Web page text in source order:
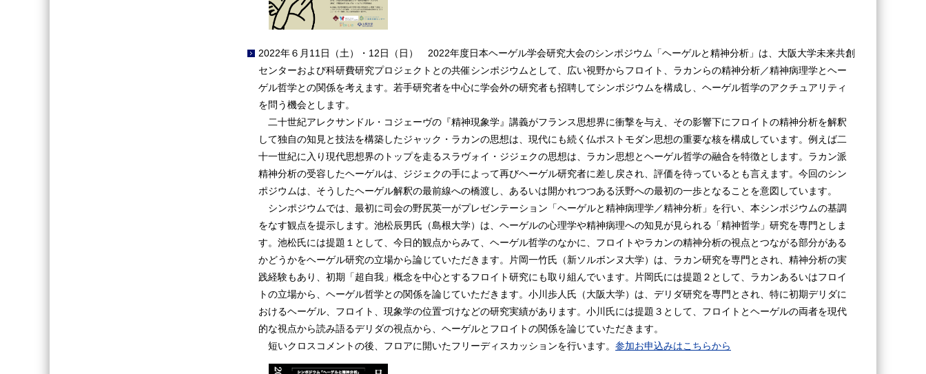
2022年６月11日（土）・12日（日） 2022年度日本ヘーゲル学会研究大会のシンポジウム「ヘーゲルと精神分析」は、大阪大学未来共創
センターおよび科研費研究プロジェクトとの共催シンポジウムとして、広い視野からフロイト、ラカンらの精神分析／精神病理学とヘー
ゲル哲学との関係を考えます。若手研究者を中心に学会外の研究者も招聘してシンポジウムを構成し、ヘーゲル哲学のアクチュアリティ
を問う機会とします。
二十世紀アレクサンドル・コジェーヴの『精神現象学』講義がフランス思想界に衝撃を与え、その影響下にフロイトの精神分析を解釈
して独自の知見と技法を構築したジャック・ラカンの思想は、現代にも続く仏ポストモダン思想の重要な核を構成しています。例えば二
十一世紀に入り現代思想界のトップを走るスラヴォイ・ジジェクの思想は、ラカン思想とヘーゲル哲学の融合を特徴とします。ラカン派
精神分析の受容したヘーゲルは、ジジェクの手によって再びヘーゲル研究者に差し戻され、評価を待っているとも言えます。今回のシン
ポジウムは、そうしたヘーゲル解釈の最前線への橋渡し、あるいは開かれつつある沃野への最初の一歩となることを意図しています。
シンポジウムでは、最初に司会の野尻英一がプレゼンテーション「ヘーゲルと精神病理学／精神分析」を行い、本シンポジウムの基調
をなす観点を提示します。池松辰男氏（島根大学）は、ヘーゲルの心理学や精神病理への知見が見られる「精神哲学」研究を専門としま
す。池松氏には提題１として、今日的観点からみて、ヘーゲル哲学のなかに、フロイトやラカンの精神分析の視点とつながる部分がある
かどうかをヘーゲル研究の立場から論じていただきます。片岡一竹氏（新ソルボンヌ大学）は、ラカン研究を専門とされ、精神分析の実
践経験もあり、初期「超自我」概念を中心とするフロイト研究にも取り組んでいます。片岡氏には提題２として、ラカンあるいはフロイ
トの立場から、ヘーゲル哲学との関係を論じていただきます。小川歩人氏（大阪大学）は、デリダ研究を専門とされ、特に初期デリダに
おけるヘーゲル、フロイト、現象学の位置づけなどの研究実績があります。小川氏には提題３として、フロイトとヘーゲルの両者を現代
的な視点から読み語るデリダの視点から、ヘーゲルとフロイトの関係を論じていただきます。
短いクロスコメントの後、フロアに開いたフリーディスカッションを行います。 参加お申込みはこちらから